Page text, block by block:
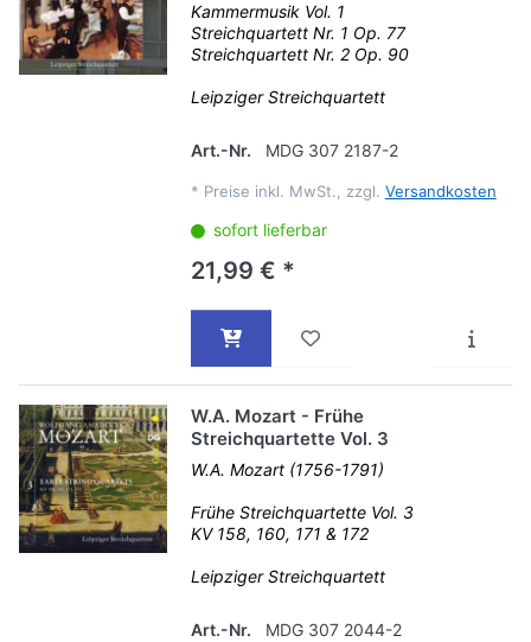
Kammermusik Vol. 1
Streichquartett Nr. 1 Op. 77
Streichquartett Nr. 2 Op. 90
Leipziger Streichquartett
Art.-Nr. MDG 307 2187-2
* Preise inkl. MwSt., zzgl. Versandkosten
sofort lieferbar
21,99 € *
W.A. Mozart - Frühe
Streichquartette Vol. 3
W.A. Mozart (1756-1791)
Frühe Streichquartette Vol. 3
KV 158, 160, 171 & 172
Leipziger Streichquartett
Art.-Nr. MDG 307 2044-2